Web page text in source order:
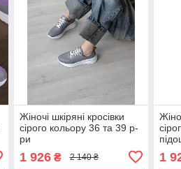
Жіночі шкіряні кросівки
сірого кольору 36 та 39 р-
ри
1 926₴ 2 140 ₴ 1